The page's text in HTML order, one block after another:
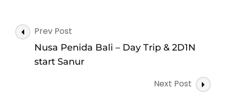
Tabuhan,
Baluran
Post
Navigation
Prev Post
Nusa Penida Bali – Day Trip & 2D1N
start Sanur
Next Post